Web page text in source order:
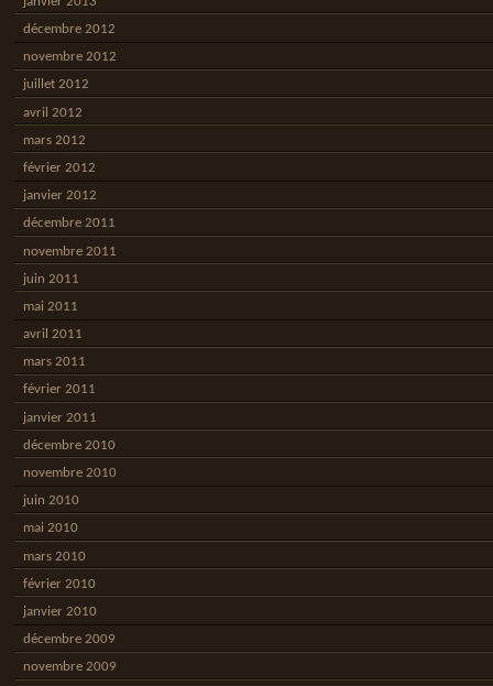
décembre 2012
novembre 2012
juillet 2012
avril 2012
mars 2012
février 2012
janvier 2012
décembre 2011
novembre 2011
juin 2011
mai 2011
avril 2011
mars 2011
février 2011
janvier 2011
décembre 2010
novembre 2010
juin 2010
mai 2010
mars 2010
février 2010
janvier 2010
décembre 2009
novembre 2009